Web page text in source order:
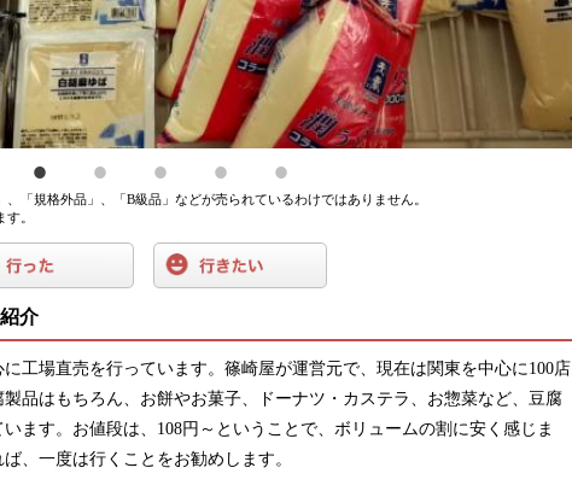
「規格外品」、「B級品」などが売られているわけではありません。
。
介
工場直売を行っています。篠崎屋が運営元で、現在は関東を中心に100店
品はもちろん、お餅やお菓子、ドーナツ・カステラ、お惣菜など、豆腐
ます。お値段は、108円～ということで、ボリュームの割に安く感じま
、一度は行くことをお勧めします。